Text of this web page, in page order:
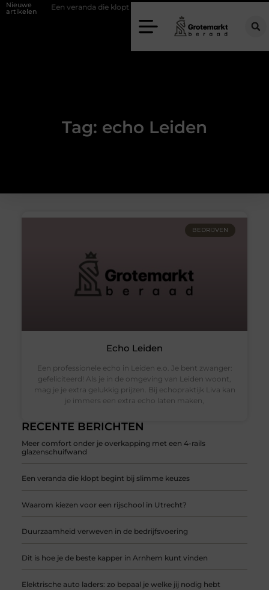
Nieuwe
artikelen Een veranda die klopt begint bij slimme keuzes
Tag: echo Leiden
RECENTE BERICHTEN
Meer comfort onder je overkapping met een 4-rails
glazenschuifwand
Een veranda die klopt begint bij slimme keuzes
Waarom kiezen voor een rijschool in Utrecht?
Duurzaamheid verweven in de bedrijfsvoering
Dit is hoe je de beste kapper in Arnhem kunt vinden
Elektrische auto laders: zo bepaal je welke jij nodig hebt
BEDRIJVEN
Echo Leiden
Een professionele echo in Leiden e.o. Je bent zwanger:
gefeliciteerd! Als je in de omgeving van Leiden woont,
mag je je extra gelukkig prijzen. Bij echopraktijk Liva kan
je immers een extra echo laten maken,